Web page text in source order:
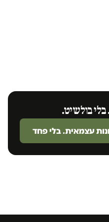
בלי בולשיט.
עצמאית. בלי פחד